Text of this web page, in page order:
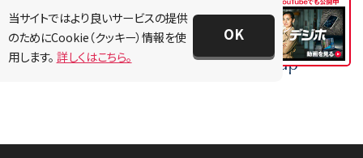
当サイトではより良いサービスの提供
のためにCookie（クッキー）情報を使
用します。 詳しくはこちら。
OK